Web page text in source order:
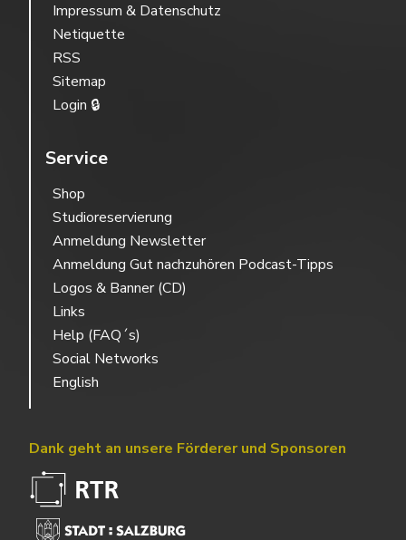
Impressum & Datenschutz
Netiquette
RSS
Sitemap
Login 🔒
Service
Shop
Studioreservierung
Anmeldung Newsletter
Anmeldung Gut nachzuhören Podcast-Tipps
Logos & Banner (CD)
Links
Help (FAQ´s)
Social Networks
English
Dank geht an unsere Förderer und Sponsoren